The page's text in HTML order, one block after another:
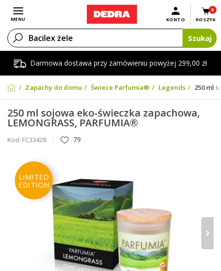
Darmowa dostawa przy zamówieniu powyżej 299,00 zł
Otwórz menu
MENU
0
KOSZYK
KONTO
Szukaj
Zapachy do domu Świece Parfumia® Legends 250 ml
250 ml sojowa eko-świeczka zapachowa,
LEMONGRASS, PARFUMIA®
Kod: FC33428 79
LIMITED
EDITION
›